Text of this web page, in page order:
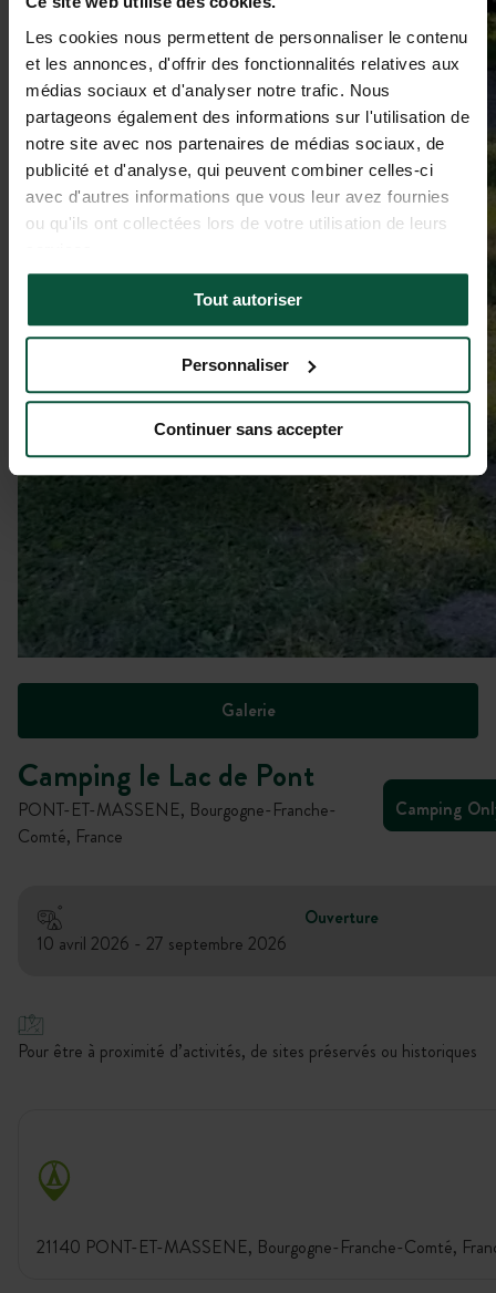
Les cookies nous permettent de personnaliser le contenu
et les annonces, d'offrir des fonctionnalités relatives aux
médias sociaux et d'analyser notre trafic. Nous
partageons également des informations sur l'utilisation de
notre site avec nos partenaires de médias sociaux, de
publicité et d'analyse, qui peuvent combiner celles-ci
avec d'autres informations que vous leur avez fournies
ou qu'ils ont collectées lors de votre utilisation de leurs
Tout autoriser
Personnaliser
Continuer sans accepter
Galerie
Camping le Lac de Pont
PONT-ET-MASSENE, Bourgogne-Franche-
Comté, France
Camping
Ouverture
10 avril 2026 - 27 septembre 2026
Pour être à proximité d’activités, de sites préservés ou historiques
21140 PONT-ET-MASSENE, Bourgogne-Franche-Comté,